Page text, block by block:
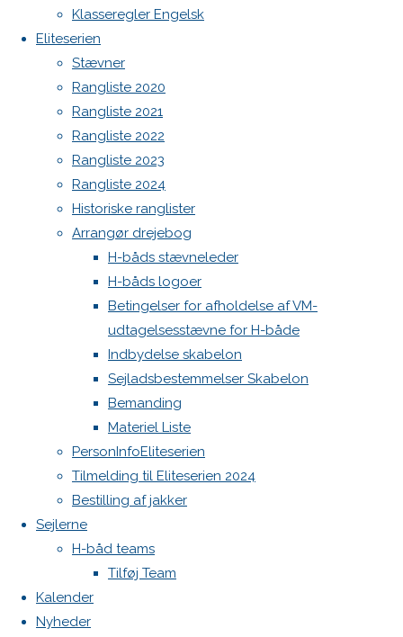
Klasseregler Engelsk
Eliteserien
Stævner
Rangliste 2020
Rangliste 2021
Rangliste 2022
Rangliste 2023
Rangliste 2024
Historiske ranglister
Arrangør drejebog
H-båds stævneleder
H-båds logoer
Betingelser for afholdelse af VM-
udtagelsesstævne for H-både
Indbydelse skabelon
Sejladsbestemmelser Skabelon
Bemanding
Materiel Liste
PersonInfoEliteserien
Tilmelding til Eliteserien 2024
Bestilling af jakker
Sejlerne
H-båd teams
Tilføj Team
Kalender
Nyheder
1979
Next
image
Skriv
et
svar
Din e-
mailadresse
vil ikke
blive
publiceret.
Krævede
felter er
markeret
med*
Comment
WordPress.org